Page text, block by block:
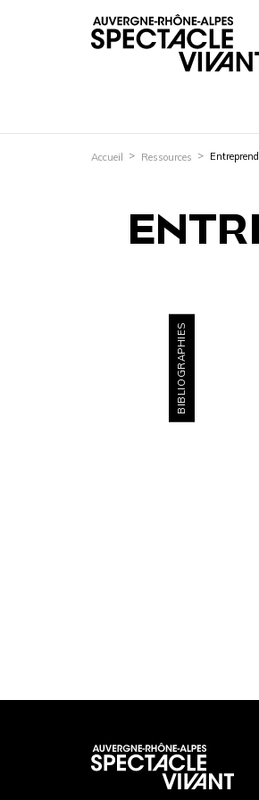
Accueil Ressources
BIBLIOGRAPHIES